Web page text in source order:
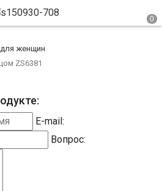
женщин
ZS6381
E-mail:
Вопрос: